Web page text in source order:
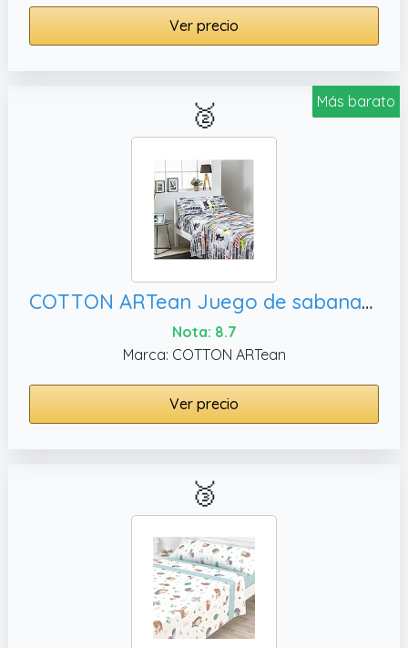
Ver precio
Más barato
🥈
COTTON ARTean Juego de sabanas Infantil Roll Cama de 90 x 190/200. 50% ALGODÓN 50% Poliester. Multicolor
Nota: 8.7
Marca: COTTON ARTean
Ver precio
🥉